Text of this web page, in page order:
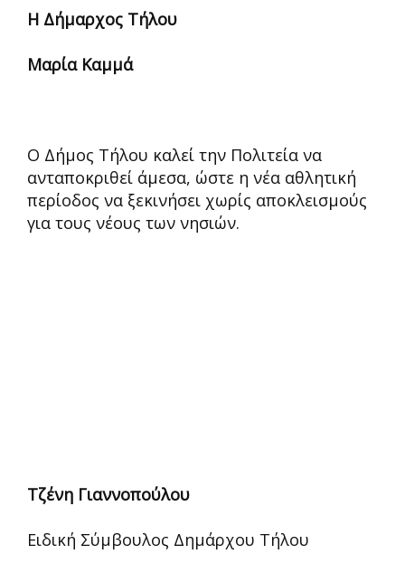
Η Δήμαρχος Τήλου
Μαρία Καμμά
Ο Δήμος Τήλου καλεί την Πολιτεία να
ανταποκριθεί άμεσα, ώστε η νέα αθλητική
περίοδος να ξεκινήσει χωρίς αποκλεισμούς
για τους νέους των νησιών.
Τζένη Γιαννοπούλου
Ειδική Σύμβουλος Δημάρχου Τήλου